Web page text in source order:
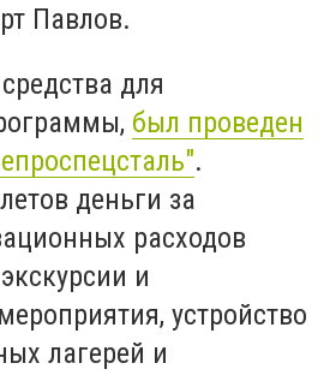
Павлов.
для
был проведен
.
деньги за
расходов
и
устройство
лагерей и